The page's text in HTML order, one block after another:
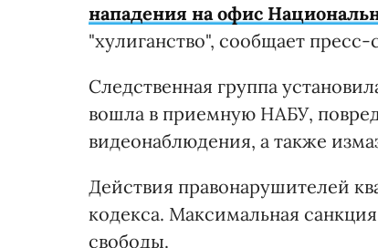
нападения на офис
"хулиганство", сообщает
Следственная группа
вошла в приемную НАБУ,
видеонаблюдения, а также
Действия правонарушителей
кодекса. Максимальная
свободы.